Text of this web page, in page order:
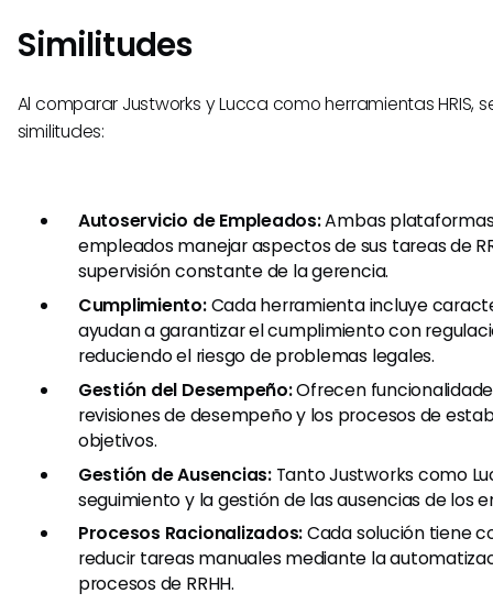
Similitudes
Al comparar Justworks y Lucca como herramientas HRIS,
similitudes:
Autoservicio de Empleados:Ambas
empleados manejar aspectos de sus tareas de
supervisión constante de la gerencia.
Cumplimiento:Cada herramienta incluye
ayudan a garantizar el cumplimiento con
reduciendo el riesgo de problemas legales.
Gestión del Desempeño:Ofrecen
revisiones de desempeño y los procesos de
objetivos.
Gestión de Ausencias:Tanto Justworks como
seguimiento y la gestión de las ausencias de los
Procesos Racionalizados:Cada solución tiene
reducir tareas manuales mediante la
procesos de RRHH.